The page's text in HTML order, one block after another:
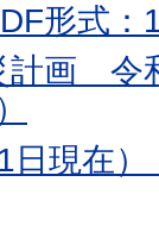
形式：
画 令
日現在